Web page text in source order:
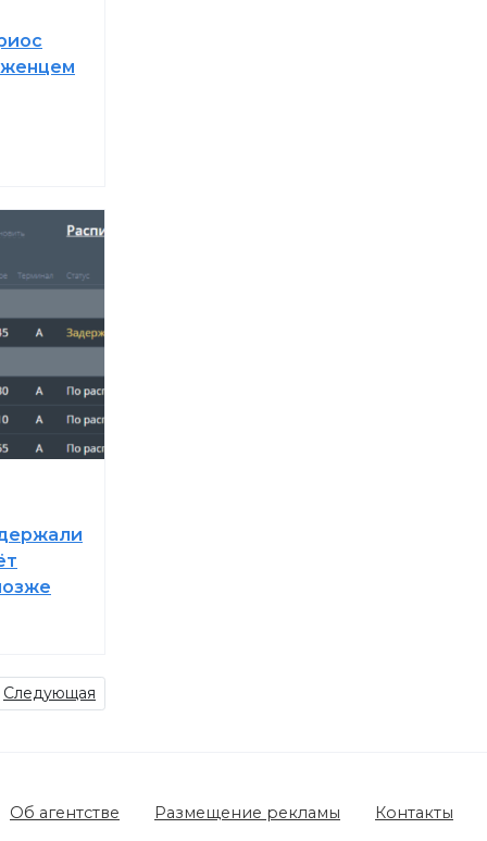
Следующая
Об агентстве Размещение рекламы Контакты